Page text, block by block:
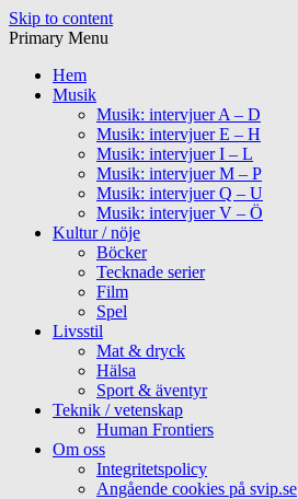
Skip to content
Primary Menu
Hem
Musik
Musik: intervjuer A – D
Musik: intervjuer E – H
Musik: intervjuer I – L
Musik: intervjuer M – P
Musik: intervjuer Q – U
Musik: intervjuer V – Ö
Kultur / nöje
Böcker
Tecknade serier
Film
Spel
Livsstil
Mat & dryck
Hälsa
Sport & äventyr
Teknik / vetenskap
Human Frontiers
Om oss
Integritetspolicy
Angående cookies på svip.se